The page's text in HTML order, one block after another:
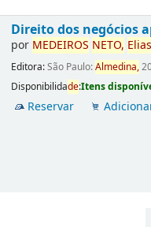
Direito dos negócios
por MEDEIROS NETO, Elias
Editora:São Paulo:Almedina,
Disponibilidade:Itens
Reservar